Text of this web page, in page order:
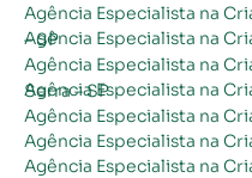
Agência Especialista na
Agência Especialista na Criação de Site em Araçariguama – SP
Agência Especialista na
Agência Especialista na Criação de Site em Araçoiaba da Serra – SP
Agência Especialista na
Agência Especialista na
Agência Especialista na